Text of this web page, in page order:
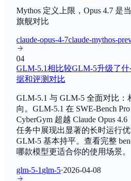
ByOpenAI
GLM-GA
Seed2.1 Pro
Unlimited-OCR
By百度
Gemini 3.5 Flash
综合评估
ARC-AGI
HLE
GPQA Diamond
综合评估
SimpleQA
Mythos 定义上限，Opus 4.7 是
旗舰对比
claude-opus-4-7claude-mythos-
04
GLM-5.1相比较GLM-5升级了
据和评测对比
GLM-5.1 与 GLM-5 全面对比
向。GLM-5.1 在 SWE-Bench
CyberGym 超越 Claude Opus
任务中展现出显著的长时运行
GLM-5 基本持平。查看完整
哪款模型更适合你的使用场景。
glm-5-1 glm-5·2026-04-08